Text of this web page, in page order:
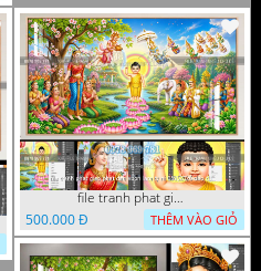
file tranh phat giao phat dan vuon lam ty ni 05052026 dao t1
500.000 Đ
THÊM VÀO GIỎ